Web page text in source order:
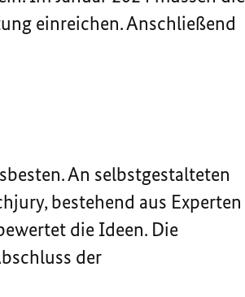
einreichen. Anschließend
An selbstgestalteten
bestehend aus Experten
die Ideen. Die
der